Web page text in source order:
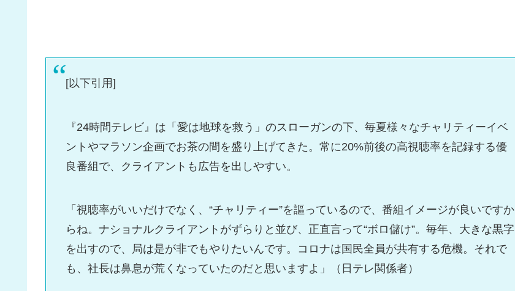
[以下引用]
『24時間テレビ』は「愛は地球を救う」のスローガンの下、毎夏様々なチャリティーイベ
ントやマラソン企画でお茶の間を盛り上げてきた。常に20%前後の高視聴率を記録する優
良番組で、クライアントも広告を出しやすい。
「視聴率がいいだけでなく、“チャリティー”を謳っているので、番組イメージが良いですか
らね。ナショナルクライアントがずらりと並び、正直言って“ボロ儲け”。毎年、大きな黒字
を出すので、局は是が非でもやりたいんです。コロナは国民全員が共有する危機。それで
も、社長は鼻息が荒くなっていたのだと思いますよ」（日テレ関係者）